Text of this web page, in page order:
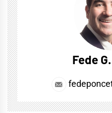
Fede